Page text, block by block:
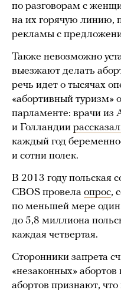
по разговорам с
на их горячую линию,
рекламы с
Также невозможно
выезжают делать
речь идет о тысячах
«абортивный туризм»
парламенте: врачи из
и Голландии
каждый год
и сотни полек.
В 2013 году польская
CBOS провела опрос,
по меньшей мере один
до 5,8 миллиона
каждая четвертая.
Сторонники запрета
«незаконных»
абортов признают, что